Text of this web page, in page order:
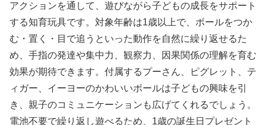
アクションを通して、遊びながら子どもの成長をサポート
する知育玩具です。対象年齢は1歳以上で、ボールをつか
む・置く・目で追うといった動作を自然に繰り返せるた
め、手指の発達や集中力、観察力、因果関係の理解を育む
効果が期待できます。付属するプーさん、ピグレット、テ
ィガー、イーヨーのかわいいボールは子どもの興味を引
き、親子のコミュニケーションも広げてくれるでしょう。
電池不要で繰り返し遊べるため、1歳の誕生日プレゼント